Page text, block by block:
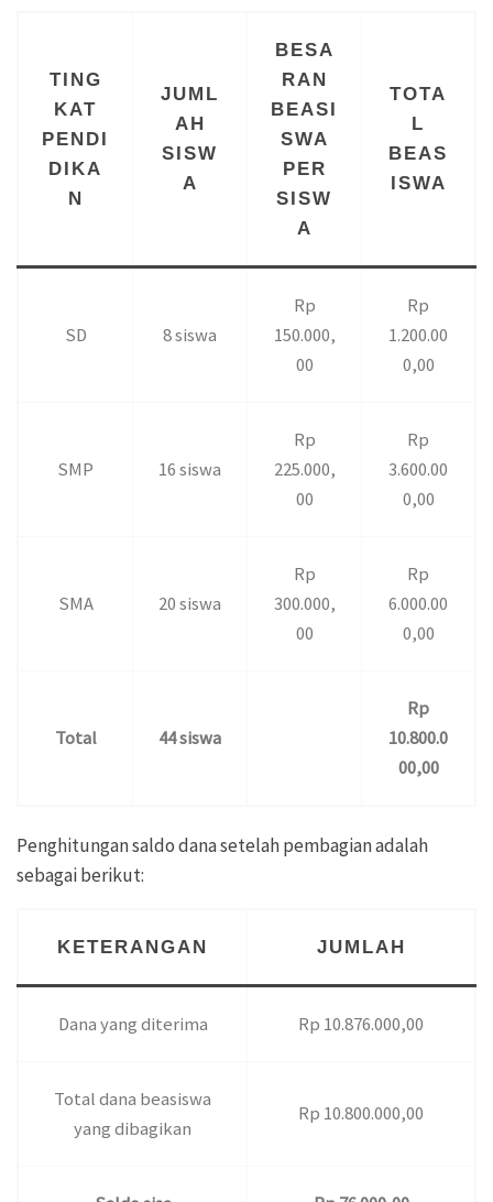
TING
KAT
PENDI
DIKA
N
JUML
AH
SISW
A
BESA
RAN
BEASI
SWA
PER
SISW
A
TOTA
L
BEAS
ISWA
SD 8 siswa
Rp
150.000,
00
Rp
1.200.00
0,00
SMP 16 siswa
Rp
225.000,
00
Rp
3.600.00
0,00
SMA 20 siswa
Rp
300.000,
00
Rp
6.000.00
0,00
Total 44 siswa
Rp
10.800.0
00,00
Penghitungan saldo dana setelah pembagian adalah
sebagai berikut:
KETERANGAN JUMLAH
Dana yang diterima Rp 10.876.000,00
Total dana beasiswa
yang dibagikan
Rp 10.800.000,00